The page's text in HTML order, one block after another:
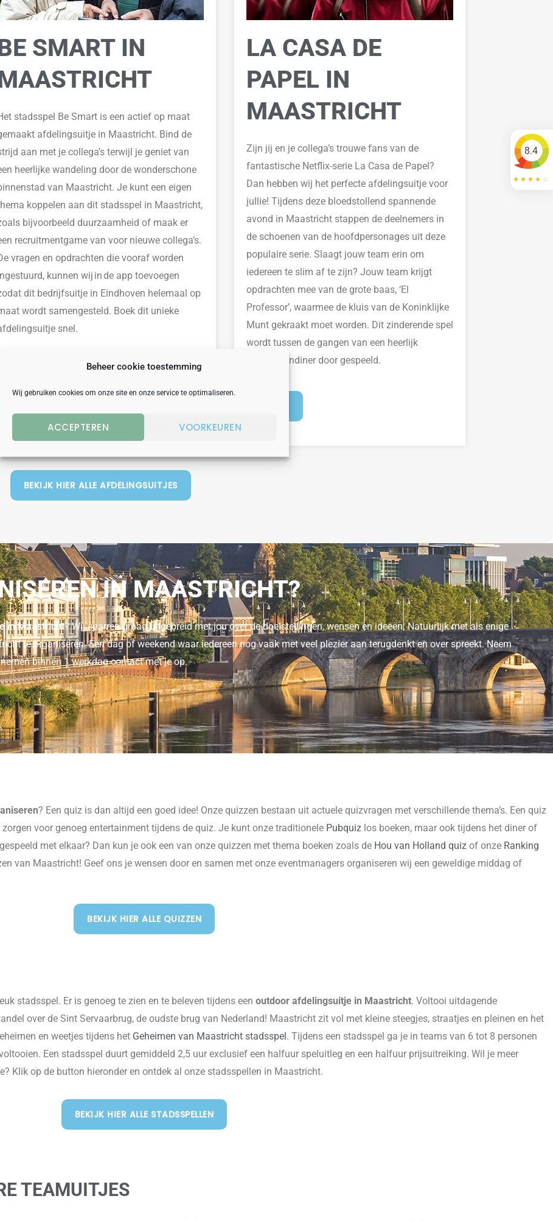
Beheer cookie toestemming
Wij gebruiken cookies om onze site en onze service te optimaliseren.
ACCEPTEREN VOORKEUREN
SMART IN
stadsspel Be Smart is een actiefop maat
afdelingsuitje in Maastricht. Bind de
aan met je collega’s terwijl je geniet van
heerlijke wandeling door de wonderschone
van Maastricht. Je kunt een eigen
koppelen aan dit stadsspel in Maastricht,
bijvoorbeeld duurzaamheid of maak er
recruitmentgame van voor nieuwe collega’s.
vragen en opdrachten die vooraf worden
kunnen wij in de app toevoegen
dit bedrijfsuitje in Eindhoven helemaal op
wordt samengesteld. Boek dit unieke
snel.
LA CASA DE
PAPEL IN
MAASTRICHT
Zijn jij en je collega’s trouwe fans van de
fantastische Netflix-serie La Casa de Papel ?
Dan hebben wij het perfecte afdelingsuitje voor
jullie! Tijdens deze bloedstollend spannende
avond in Maastrichtstappen de deelnemers in
de schoenen van de hoofdpersonages uit deze
populaire serie. Slaagt jouw team erin om
iedereen te slim af te zijn? Jouw team krijgt
opdrachten mee van de grote baas, ‘El
Professor’, waarmee de kluis van de Koninklijke
Munt gekraakt moet worden. Dit zinderende spel
wordt tussen de gangen van een heerlijk
driegangendiner door gespeeld.
BEKIJK HIER ALLE AFDELINGSUITJES
IN MAASTRICHT?
in Maastricht? Wij sparren graag uitgebreid met jou over de doelstellingen, wensen en ideeën. Natuurlijk met als enige
te organiseren. Een dag of weekend waar iedereen nog vaak met veel plezier aan terugdenkt en over spreekt. Neem
binnen 1 werkdag contact met je op.
? Een quiz is dan altijd een goed idee! Onze quizzen bestaan uit actuele quizvragen met verschillende thema’s. Een quiz
voor genoeg entertainment tijdens de quiz. Je kunt onze traditionele Pubquiz los boeken, maar ook tijdens het diner of
met elkaar? Dan kun je ook een van onze quizzen met thema boeken zoals de Hou van Holland quiz of onze Ranking
van Maastricht! Geef ons je wensen door en samen met onze eventmanagers organiseren wij een geweldige middag of
BEKIJK HIER ALLE QUIZZEN
stadsspel. Er is genoeg te zien en te beleven tijdens een outdoor afdelingsuitje in Maastricht. Voltooi uitdagende
over de Sint Servaarbrug, de oudste brug van Nederland! Maastricht zit vol met kleine steegjes, straatjes en pleinen en het
en weetjes tijdens het Geheimen van Maastricht stadsspel . Tijdens een stadsspel ga je in teams van 6 tot 8 personen
Een stadsspel duurt gemiddeld 2,5 uur exclusief een halfuur speluitleg en een halfuur prijsuitreiking. Wil je meer
Klik op de button hieronder en ontdek al onze stadsspellen in Maastricht.
BEKIJK HIER ALLE STADSSPELLEN
TEAMUITJES
8.4